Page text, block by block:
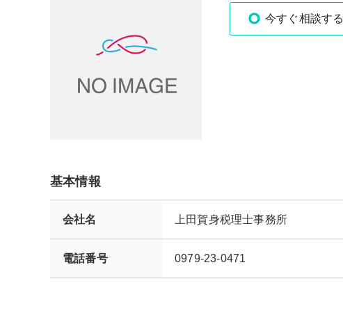
今すぐ相談する
基本情報
会社名 上田賀身税理士事務所
電話番号 0979-23-0471